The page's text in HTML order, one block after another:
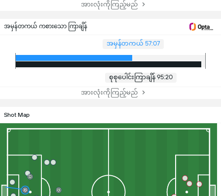
အားလုံးကိုကြည့်မည်
အမှန်တကယ် ကစားသော ကြာချိန်
အမှန်တကယ် 57:07
စုစုပေါင်းကြာချိန် 95:20
အားလုံးကိုကြည့်မည်
Shot Map